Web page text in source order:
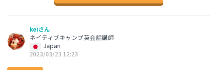
keiさん
ネイティブキャンプ英会話講師
Japan
2023/03/23 12:23